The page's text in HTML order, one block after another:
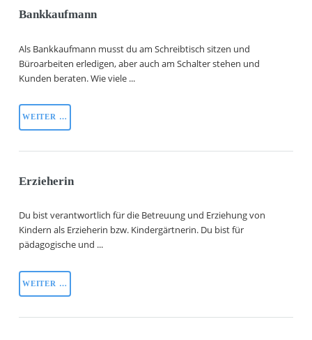
Bankkaufmann
Als Bankkaufmann musst du am Schreibtisch sitzen und
Büroarbeiten erledigen, aber auch am Schalter stehen und
Kunden beraten. Wie viele ...
WEITER …
Erzieherin
Du bist verantwortlich für die Betreuung und Erziehung von
Kindern als Erzieherin bzw. Kindergärtnerin. Du bist für
pädagogische und ...
WEITER …